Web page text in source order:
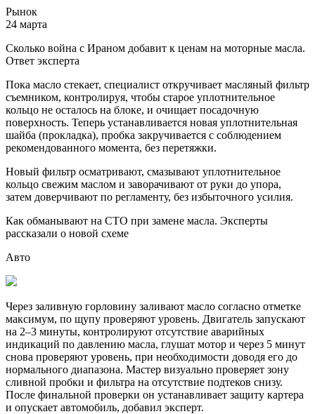
Рынок
24 марта
Сколько война с Ираном добавит к ценам на моторные масла.
Ответ эксперта
Пока масло стекает, специалист откручивает масляный фильтр
съемником, контролируя, чтобы старое уплотнительное
кольцо не осталось на блоке, и очищает посадочную
поверхность. Теперь устанавливается новая уплотнительная
шайба (прокладка), пробка закручивается с соблюдением
рекомендованного момента, без перетяжки.
Новый фильтр осматривают, смазывают уплотнительное
кольцо свежим маслом и заворачивают от руки до упора,
затем доверчивают по регламенту, без избыточного усилия.
Как обманывают на СТО при замене масла. Эксперты
рассказали о новой схеме
Авто
Через заливную горловину заливают масло согласно отметке
максимум, по щупу проверяют уровень. Двигатель запускают
на 2–3 минуты, контролируют отсутствие аварийных
индикаций по давлению масла, глушат мотор и через 5 минут
снова проверяют уровень, при необходимости доводя его до
нормального диапазона. Мастер визуально проверяет зону
сливной пробки и фильтра на отсутствие подтеков снизу.
После финальной проверки он устанавливает защиту картера
и опускает автомобиль, добавил эксперт.